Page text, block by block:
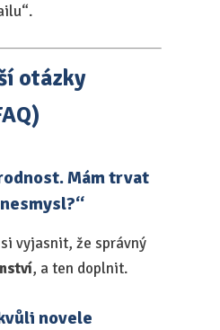
otázky
Mám trvat
vyjasnit, že správný
, a ten doplnit.
novele